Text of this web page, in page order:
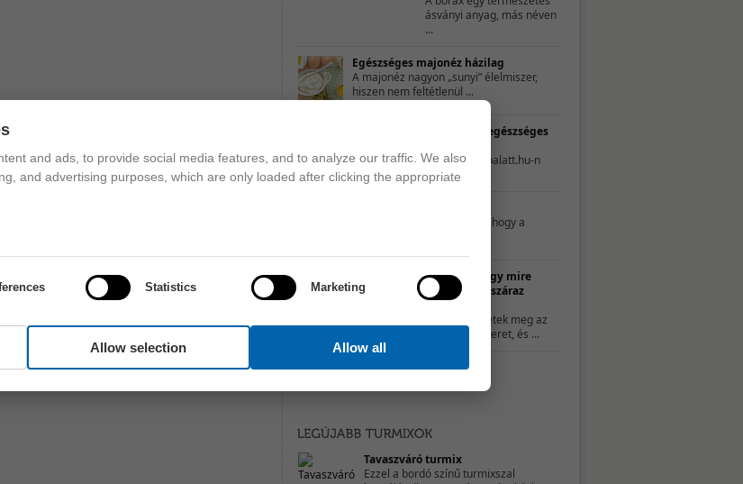
ásványi anyag, más néven
...
Egészséges majonéz házilag
A majonéz nagyon „sunyi” élelmiszer,
hiszen nem feltétlenül ...
TESZT – Te mennyire élsz egészséges
A következő tesztet a 21napalatt.hu-n
találtuk. Egyszerűen csak ...
Néhány szülő úgy gondolja, hogy a
10 ötlet, hogy mire
használd a száraz
kenyeret
Ha nem ettétek meg az
összes kenyeret, és ...
Tavaszváró turmix
Ezzel a bordó színű turmixszal
and ads, to provide social media features, and to analyze our traffic. We also
and advertising purposes, which are only loaded after clicking the appropriate
Statistics Marketing
Allow selection Allow all